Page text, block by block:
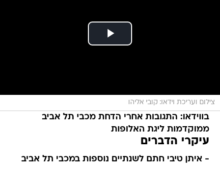
צילום ועריכת וידאו: קובי אליהו
בווידאו: התגובות אחרי הדחת מכבי תל אביב
ממוקדמות ליגת האלופות
עיקרי הדברים
- איתן טיבי חתם לשנתיים נוספות במכבי תל אביב